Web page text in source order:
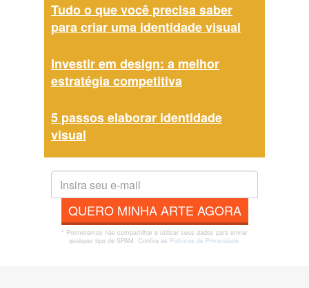
Tudo o que você precisa saber
para criar uma identidade visual
Investir em design: a melhor
estratégia competitiva
5 passos elaborar identidade
visual
QUERO MINHA ARTE AGORA
* Prometemos não compartilhar e utilizar seus dados para enviar
qualquer tipo de SPAM. Confira as Políticas de Privacidade.